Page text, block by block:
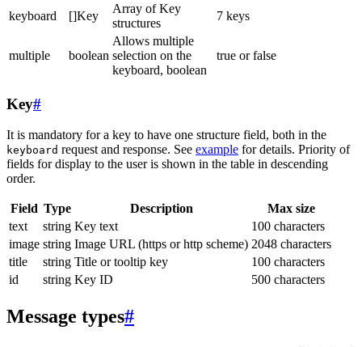
keyboard []Key
Array of Key
structures
7 keys
multiple boolean
Allows multiple
selection on the
keyboard, boolean
true or false
Key#
It is mandatory for a key to have one structure field, both in the
keyboard request and response. See example for details. Priority of
fields for display to the user is shown in the table in descending
order.
Field Type Description
Max size
text
string Key text
100 characters
image string Image URL (https or http scheme) 2048 characters
title
string Title or tooltip key
100 characters
id
string Key ID 500 characters
Message types#